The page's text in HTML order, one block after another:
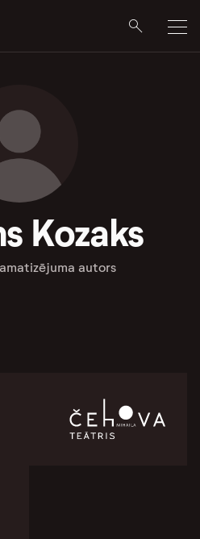
Kozaks
autors